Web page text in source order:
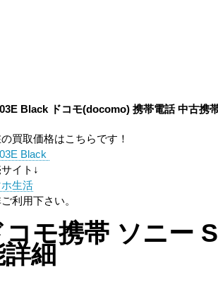
Black ドコモ(docomo) 携帯電話中古携
買取価格はこちらです！
Black
イト↓
ホ生活
利用下さい。
コモ携帯 ソニー
細